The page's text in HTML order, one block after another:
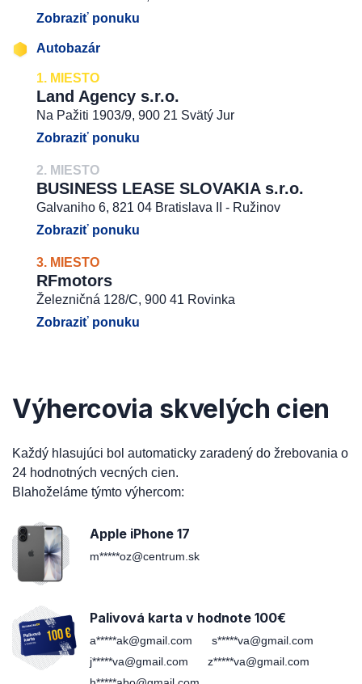
Zobraziť ponuku
Autobazár
1. MIESTO
Land Agency s.r.o.
Na Pažiti 1903/9, 900 21 Svätý Jur
Zobraziť ponuku
2. MIESTO
BUSINESS LEASE SLOVAKIA s.r.o.
Galvaniho 6, 821 04 Bratislava II - Ružinov
Zobraziť ponuku
3. MIESTO
RFmotors
Železničná 128/C, 900 41 Rovinka
Zobraziť ponuku
Výhercovia skvelých cien
Každý hlasujúci bol automaticky zaradený do žrebovania o
24 hodnotných vecných cien.
Blahoželáme týmto výhercom:
Apple iPhone 17
m*****oz@centrum.sk
Palivová karta v hodnote 100€
a*****ak@gmail.com
s*****va@gmail.com
j*****va@gmail.com
z*****va@gmail.com